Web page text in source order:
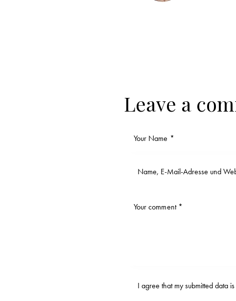
Leave a
Name, E-Mail-Adresse und
I agree that my submitted data